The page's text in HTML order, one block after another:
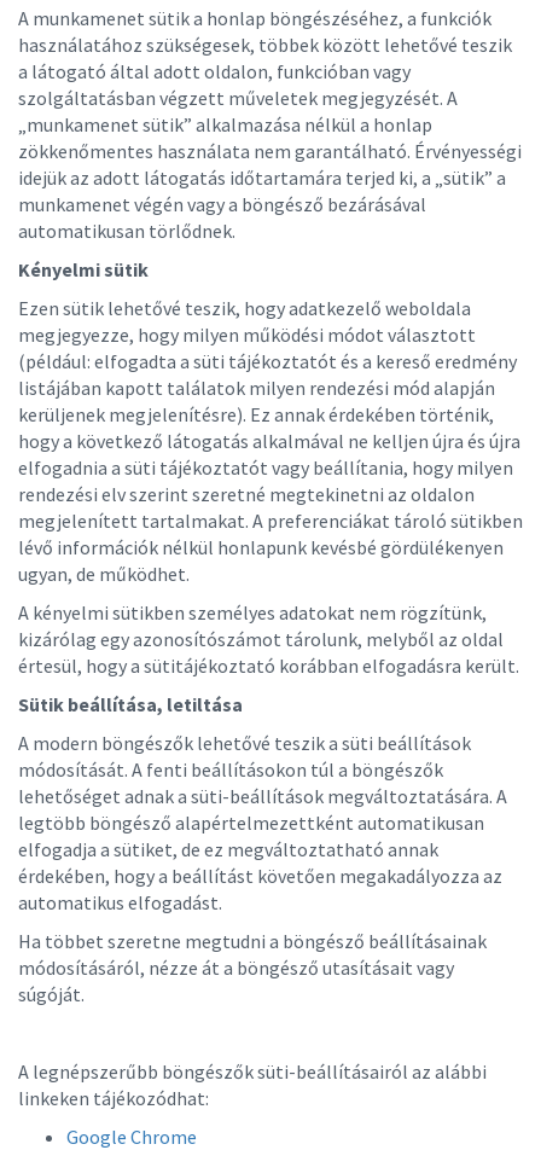
A munkamenet sütik a honlap böngészéséhez, a funkciók
használatához szükségesek, többek között lehetővé teszik
a látogató által adott oldalon, funkcióban vagy
szolgáltatásban végzett műveletek megjegyzését. A
„munkamenet sütik” alkalmazása nélkül a honlap
zökkenőmentes használata nem garantálható. Érvényességi
idejük az adott látogatás időtartamára terjed ki, a „sütik” a
munkamenet végén vagy a böngésző bezárásával
automatikusan törlődnek.
Kényelmi sütik
Ezen sütik lehetővé teszik, hogy adatkezelő weboldala
megjegyezze, hogy milyen működési módot választott
(például: elfogadta a süti tájékoztatót és a kereső eredmény
listájában kapott találatok milyen rendezési mód alapján
kerüljenek megjelenítésre). Ez annak érdekében történik,
hogy a következő látogatás alkalmával ne kelljen újra és újra
elfogadnia a süti tájékoztatót vagy beállítania, hogy milyen
rendezési elv szerint szeretné megtekinetni az oldalon
megjelenített tartalmakat. A preferenciákat tároló sütikben
lévő információk nélkül honlapunk kevésbé gördülékenyen
ugyan, de működhet.
A kényelmi sütikben személyes adatokat nem rögzítünk,
kizárólag egy azonosítószámot tárolunk, melyből az oldal
értesül, hogy a sütitájékoztató korábban elfogadásra került.
Sütik beállítása, letiltása
A modern böngészők lehetővé teszik a süti beállítások
módosítását. A fenti beállításokon túl a böngészők
lehetőséget adnak a süti-beállítások megváltoztatására. A
legtöbb böngésző alapértelmezettként automatikusan
elfogadja a sütiket, de ez megváltoztatható annak
érdekében, hogy a beállítást követően megakadályozza az
automatikus elfogadást.
Ha többet szeretne megtudni a böngésző beállításainak
módosításáról, nézze át a böngésző utasításait vagy
súgóját.
A legnépszerűbb böngészők süti-beállításairól az alábbi
linkeken tájékozódhat:
Google Chrome